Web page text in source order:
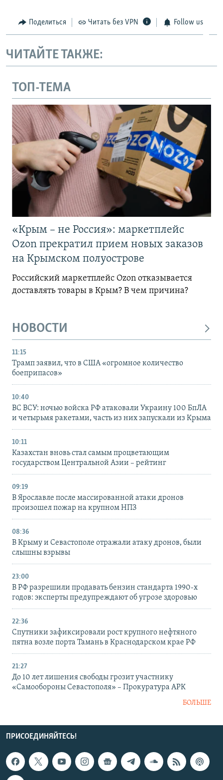
Поделиться Читать без VPN Follow us
ЧИТАЙТЕ ТАКЖЕ:
ТОП-ТЕМА
«Крым – не Россия»: маркетплейс
Ozon прекратил прием новых заказов
на Крымском полуострове
Российский маркетплейс Ozon отказывается
доставлять товары в Крым? В чем причина?
НОВОСТИ
11:15
Трамп заявил, что в США «огромное количество
боеприпасов»
10:40
ВС ВСУ: ночью войска РФ атаковали Украину 100 БпЛА
и четырьмя ракетами, часть из них запускали из Крыма
10:11
Казахстан вновь стал самым процветающим
государством Центральной Азии – рейтинг
09:19
В Ярославле после массированной атаки дронов
произошел пожар на крупном НПЗ
08:36
В Крыму и Севастополе отражали атаку дронов, были
слышны взрывы
23:00
В РФ разрешили продавать бензин стандарта 1990-х
годов: эксперты предупреждают об угрозе здоровью
22:36
Спутники зафиксировали рост крупного нефтяного
пятна возле порта Тамань в Краснодарском крае РФ
21:27
До 10 лет лишения свободы грозит участнику
«Самообороны Севастополя» – Прокуратура АРК
БОЛЬШЕ
ПРИСОЕДИНЯЙТЕСЬ!